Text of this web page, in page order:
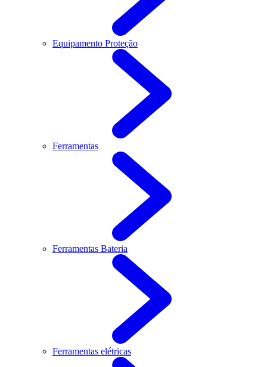
Equipamento Proteção
Ferramentas
Ferramentas Bateria
Ferramentas elétricas